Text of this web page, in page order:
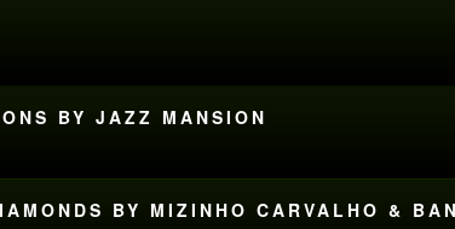
BY JAZZ MANSION
BY MIZINHO CARVALHO &